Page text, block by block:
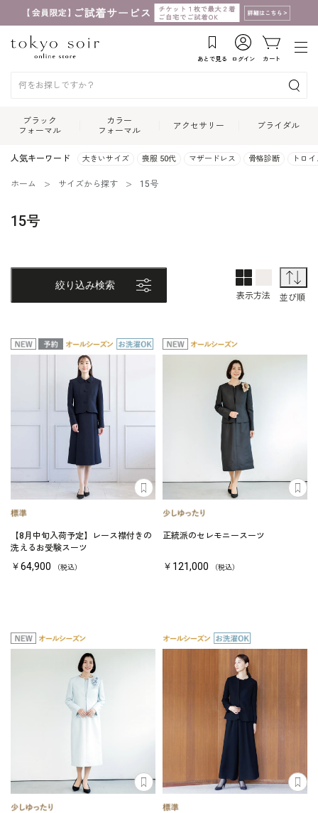
あとで見る ログイン カート
ブラック
フォーマル
カラー
フォーマル
アクセサリー ブライダル
人気キーワード 大きいサイズ 喪服 50代 マザードレス 骨格診断 トロ
ホーム サイズから探す 15号
15号
絞り込み検索
表示方法
1列表示
並び順
【8月中旬入荷予定】レース襟付きの
洗えるお受験スーツ
￥64,900 （税込）
正統派のセレモニースーツ
￥121,000 （税込）